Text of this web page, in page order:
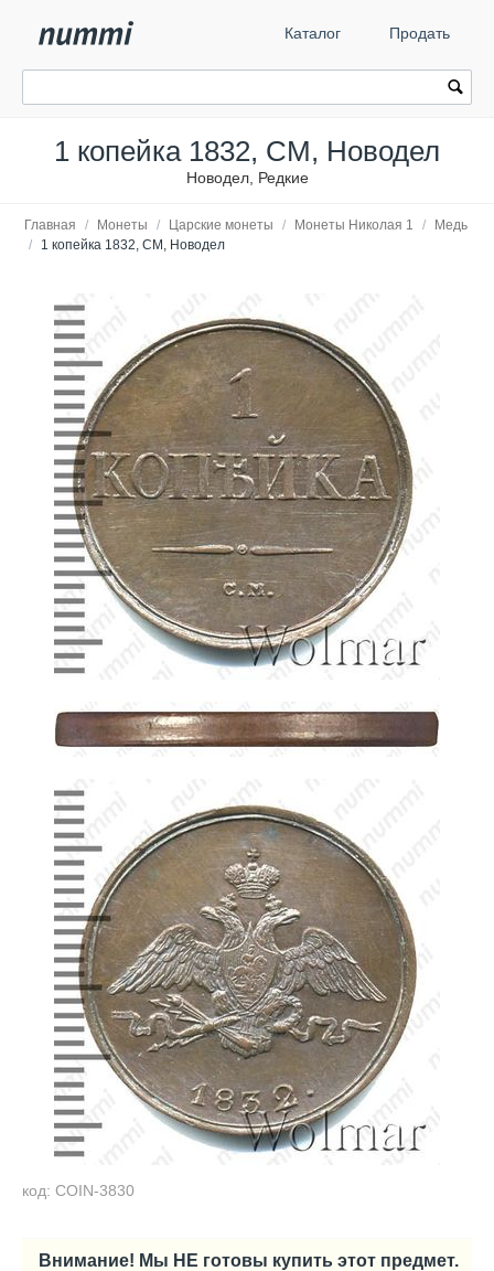
Каталог Продать
1 копейка 1832, СМ, Новодел
Новодел, Редкие
Главная / Монеты / Царские монеты / Монеты Николая 1 /
Медь
/
1 копейка 1832, СМ, Новодел
код: COIN-3830
Внимание! Мы НЕ готовы купить этот предмет.